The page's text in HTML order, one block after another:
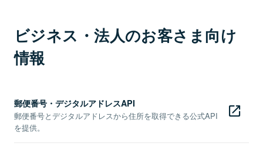
ビジネス・法人のお客さま向け
情報
郵便番号・デジタルアドレスAPI
郵便番号とデジタルアドレスから住所を取得できる公式API
を提供。